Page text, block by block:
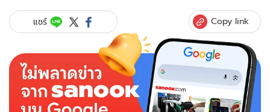
แชร์ Copy link